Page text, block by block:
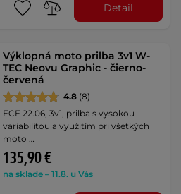
Detail
Výklopná moto prilba 3v1 W-
TEC Neovu Graphic - čierno-
červená
4.8 (8)
ECE 22.06, 3v1, prilba s vysokou
variabilitou a využitím pri všetkých
moto …
135,90 €
na sklade – 11.8. u Vás